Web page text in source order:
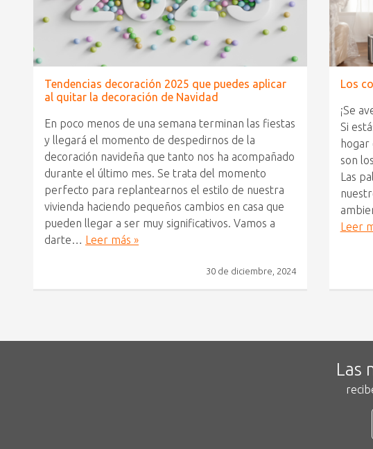
Tendencias decoración 2025 que puedes aplicar
al quitar la decoración de Navidad
En poco menos de una semana terminan las fiestas
y llegará el momento de despedirnos de la
decoración navideña que tanto nos ha acompañado
durante el último mes. Se trata del momento
perfecto para replantearnos el estilo de nuestra
vivienda haciendo pequeños cambios en casa que
pueden llegar a ser muy significativos. Vamos a
darte… Leer más »
30 de diciembre, 2024
Los
¡Se
Si
son
Las
Leer
Las